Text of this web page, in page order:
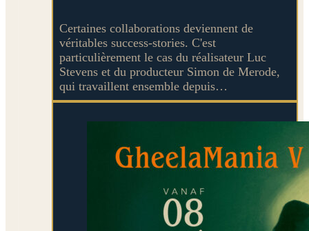
Certaines collaborations deviennent de
véritables success-stories. C'est
particulièrement le cas du réalisateur Luc
Stevens et du producteur Simon de Merode,
qui travaillent ensemble depuis…